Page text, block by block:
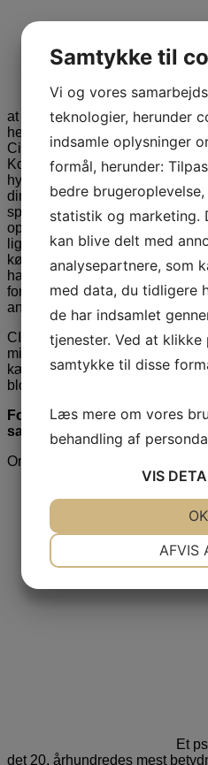
Sui
at kunne forklare hvorfor. Da
hendes ukendte bedstefar har
Citronbjerget, beslutter hun sig
Korea. Selvom Sui har rødder i
hytten føles ubekvem, da den
dimensioneret den efter sin
spejle sig i ham, når han er
opsøger hende og påstår, at
ligger der bittesmå
køleskabet? Da hyttens
hans datter forsvinder, suges
forankrer hende på bjerget og
andet lys.
CITRONBJERGET er et
miste fodfæstet og genfinde
kærlighed – den man fravælger,
blomstrer helt af sig selv.
Foredrag med udgangspunkt
samlede verden
Om bogen:
Et
det 20. århundredes mest
Samtykke til
Vi og vores
teknologier, herunder
indsamle oplysninger
formål, herunder:
bedre
statistik og marketing.
kan blive delt med
analysepartnere, som
med data, du tidligere
de har indsamlet
tjenester. Ved at klikke
samtykke til disse
Læs mere om vores
behandling af
VIS
AFVIS
OK